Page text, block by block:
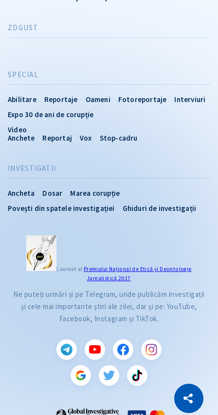
Copiază Link
INVESTIGATII
Ancheta Dosar
Marea corupție
Povești din spatele investigației
Ghiduri de investigații
SPECIAL
Abilitare Reportaje Oameni Fotoreportaje
Interviuri
Expo 30 de ani de corupție
Video
Anchete
Reportaj Vox Stop-cadru
ZDGUST
Laureat al Premiului Naţional de Etică și Deontologie
Jurnalistică 2017
Ne puteți urmări și pe Telegram, unde publicăm investigații
și cele mai importante știri ale zilei, dar și pe: YouTube,
Facebook, Instagram și TikTok.